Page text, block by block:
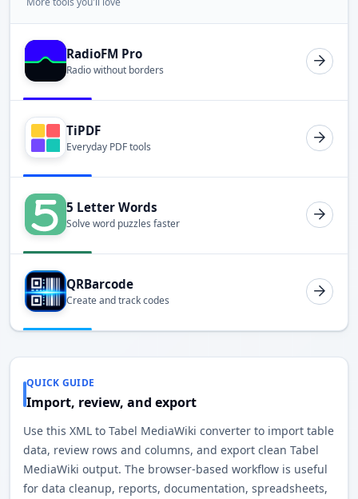
RadioFM Pro
Radio without borders
TiPDF
Everyday PDF tools
5 Letter Words
Solve word puzzles faster
QRBarcode
Create and track codes
QUICK GUIDE
Import, review, and export
Use this XML to Tabel MediaWiki converter to import table
data, review rows and columns, and export clean Tabel
MediaWiki output. The browser-based workflow is useful
for data cleanup, reports, documentation, spreadsheets,